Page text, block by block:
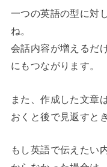
一つの英語の型に対
ね。
会話内容が増えるだ
にもつながります。
また、作成した文章
おくと後で見返すと
もし英語で伝えたい